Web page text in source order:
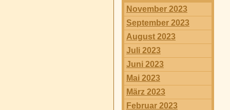
November 2023
September 2023
August 2023
Juli 2023
Juni 2023
Mai 2023
März 2023
Februar 2023